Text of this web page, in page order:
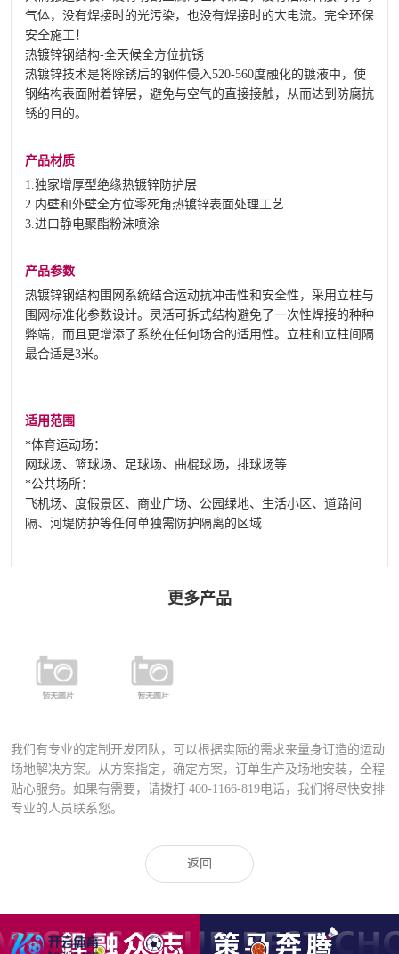
气体，没有焊接时的光污染，也没有焊接时的大电流。完全环保
安全施工！
热镀锌钢结构-全天候全方位抗锈
热镀锌技术是将除锈后的钢件侵入520-560度融化的镀液中，使
钢结构表面附着锌层，避免与空气的直接接触，从而达到防腐抗
锈的目的。
产品材质
1.独家增厚型绝缘热镀锌防护层
2.内壁和外壁全方位零死角热镀锌表面处理工艺
3.进口静电聚酯粉沫喷涂
产品参数
热镀锌钢结构围网系统结合运动抗冲击性和安全性，采用立柱与
围网标准化参数设计。灵活可拆式结构避免了一次性焊接的种种
弊端，而且更增添了系统在任何场合的适用性。立柱和立柱间隔
最合适是3米。
适用范围
*体育运动场：
网球场、篮球场、足球场、曲棍球场，排球场等
*公共场所：
飞机场、度假景区、商业广场、公园绿地、生活小区、道路间
隔、河堤防护等任何单独需防护隔离的区域
更多产品
组合式围网
——铝合金扣
件
热镀锌方管组
合式围网——
铝合金扣件
我们有专业的定制开发团队，可以根据实际的需求来量身订造的运动
场地解决方案。从方案指定，确定方案，订单生产及场地安装，全程
贴心服务。如果有需要，请拨打 400-1166-819电话，我们将尽快安排
专业的人员联系您。
返回